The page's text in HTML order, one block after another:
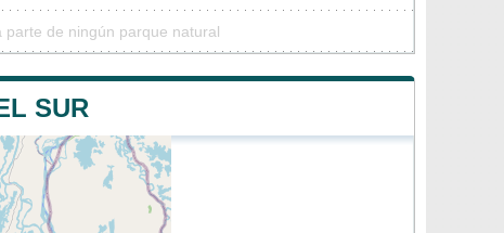
de ningún parque natural
SUR